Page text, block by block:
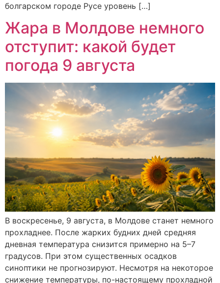
болгарском городе Русе уровень […]
Жара в Молдове немного
отступит: какой будет
погода 9 августа
В воскресенье, 9 августа, в Молдове станет немного
прохладнее. После жарких будних дней средняя
дневная температура снизится примерно на 5–7
градусов. При этом существенных осадков
синоптики не прогнозируют. Несмотря на некоторое
снижение температуры, по-настоящему прохладной